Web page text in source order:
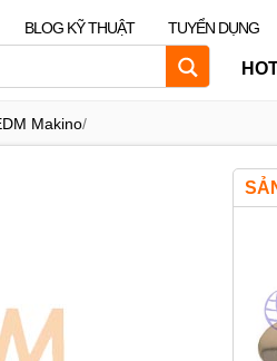
BLOG KỸ THUẬT TUYỂN DỤNG
Makino/